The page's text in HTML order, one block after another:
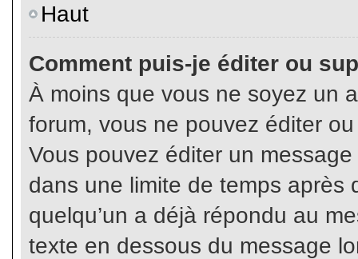
Haut
Comment puis-je éditer ou
À moins que vous ne soyez un
forum, vous ne pouvez éditer
Vous pouvez éditer un
dans une limite de temps après
quelqu’un a déjà répondu au
texte en dessous du message